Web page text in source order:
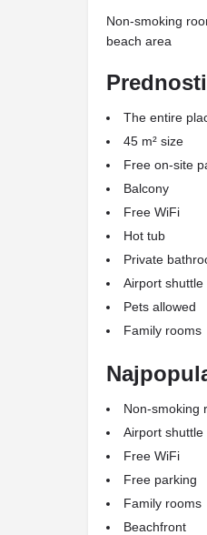
Non-smoking
beach area
The entire
45 m² size
Free on-site
Balcony
Free WiFi
Hot tub
Private
Airport shuttle
Pets allowed
Family rooms
Non-smoking
Airport shuttle
Free WiFi
Free parking
Family rooms
Beachfront